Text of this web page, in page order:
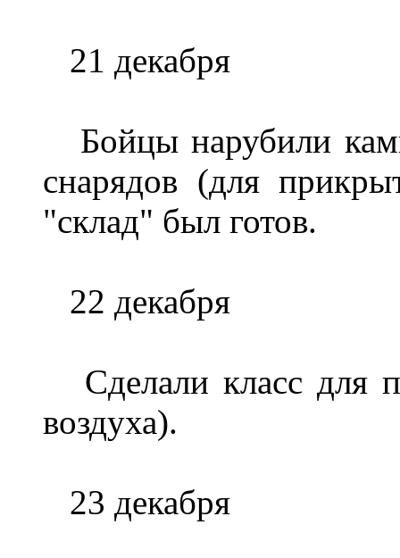
21 декабря
Бойцы нарубили
снарядов (для
"склад" был готов.
22 декабря
Сделали класс для
воздуха).
23 декабря